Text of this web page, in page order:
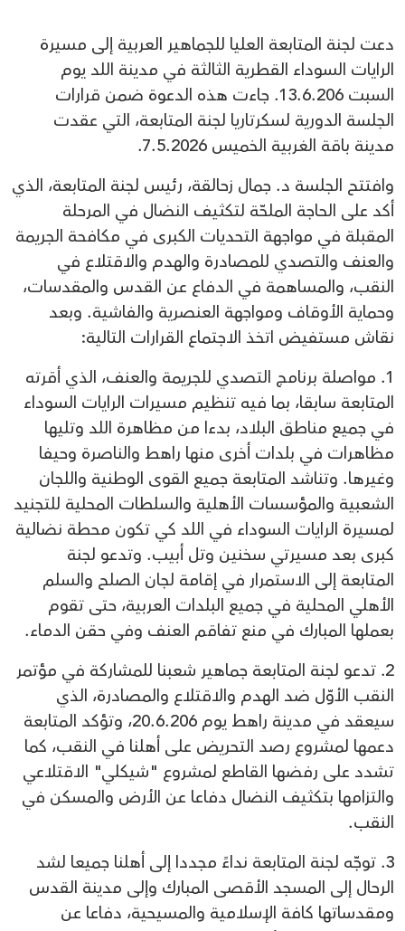
دعت لجنة المتابعة العليا للجماهير العربية إلى مسيرة
الرايات السوداء القطرية الثالثة في مدينة اللد يوم
السبت 13.6.206. جاءت هذه الدعوة ضمن قرارات
الجلسة الدورية لسكرتاريا لجنة المتابعة، التي عقدت
مدينة باقة الغربية الخميس 7.5.2026.
وافتتح الجلسة د. جمال زحالقة، رئيس لجنة المتابعة، الذي
أكد على الحاجة الملحّة لتكثيف النضال في المرحلة
المقبلة في مواجهة التحديات الكبرى في مكافحة الجريمة
والعنف والتصدي للمصادرة والهدم والاقتلاع في
النقب، والمساهمة في الدفاع عن القدس والمقدسات،
وحماية الأوقاف ومواجهة العنصرية والفاشية. وبعد
نقاش مستفيض اتخذ الاجتماع القرارات التالية:
1. مواصلة برنامج التصدي للجريمة والعنف، الذي أقرته
المتابعة سابقا، بما فيه تنظيم مسيرات الرايات السوداء
في جميع مناطق البلاد، بدءا من مظاهرة اللد وتليها
مظاهرات في بلدات أخرى منها راهط والناصرة وحيفا
وغيرها. وتناشد المتابعة جميع القوى الوطنية واللجان
الشعبية والمؤسسات الأهلية والسلطات المحلية للتجنيد
لمسيرة الرايات السوداء في اللد كي تكون محطة نضالية
كبرى بعد مسيرتي سخنين وتل أبيب. وتدعو لجنة
المتابعة إلى الاستمرار في إقامة لجان الصلح والسلم
الأهلي المحلية في جميع البلدات العربية، حتى تقوم
بعملها المبارك في منع تفاقم العنف وفي حقن الدماء.
2. تدعو لجنة المتابعة جماهير شعبنا للمشاركة في مؤتمر
النقب الأوّل ضد الهدم والاقتلاع والمصادرة، الذي
سيعقد في مدينة راهط يوم 20.6.206، وتؤكد المتابعة
دعمها لمشروع رصد التحريض على أهلنا في النقب، كما
تشدد على رفضها القاطع لمشروع "شيكلي" الاقتلاعي
والتزامها بتكثيف النضال دفاعا عن الأرض والمسكن في
النقب.
3. توجّه لجنة المتابعة نداءً مجددا إلى أهلنا جميعا لشد
الرحال إلى المسجد الأقصى المبارك وإلى مدينة القدس
ومقدساتها كافة الإسلامية والمسيحية، دفاعا عن